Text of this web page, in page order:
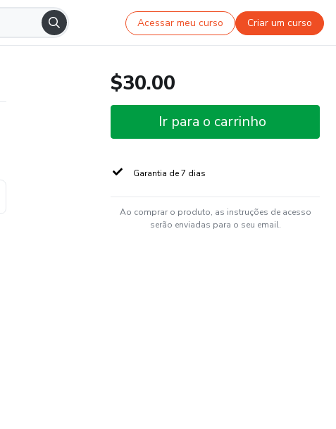
Acessar meu curso Criar um curso
$30.00
Ir para o carrinho
Garantia de 7 dias
Ao comprar o produto, as instruções de acesso
serão enviadas para o seu email.